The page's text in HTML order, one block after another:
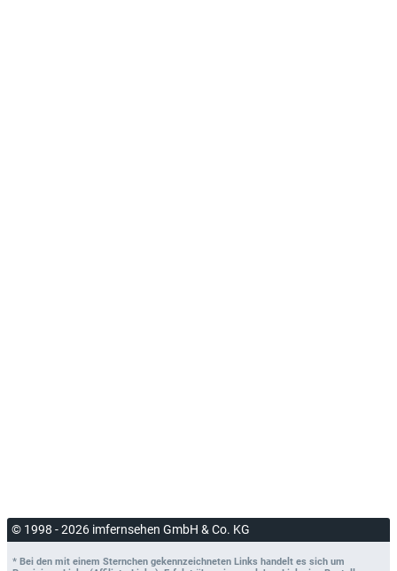
© 1998 - 2026 imfernsehen GmbH & Co. KG
* Bei den mit einem Sternchen gekennzeichneten Links handelt es sich um